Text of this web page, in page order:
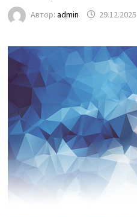
Автор: admin 29.12.2025